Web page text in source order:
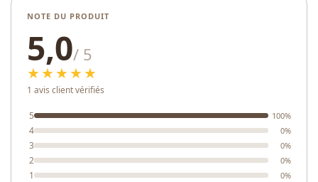
NOTE DU PRODUIT
5,0/ 5
★★★★★
1 avis client vérifiés
5 100%
4 0%
3 0%
2 0%
1 0%